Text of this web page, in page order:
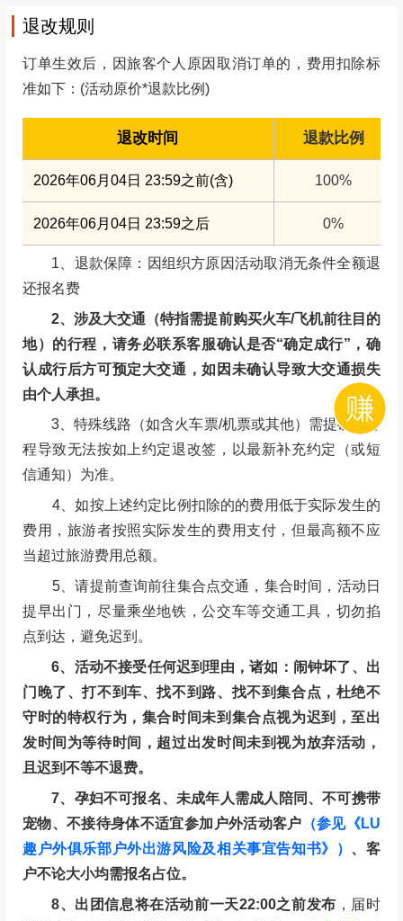
退改规则
订单生效后，因旅客个人原因取消订单的，费用扣除标
准如下：(活动原价*退款比例)
退改时间 退款比例
2026年06月04日 23:59之前(含) 100%
2026年06月04日 23:59之后 0%
1、退款保障：因组织方原因活动取消无条件全额退
还报名费
2、涉及大交通（特指需提前购买火车/飞机前往目的
地）的行程，请务必联系客服确认是否“确定成行”，确
认成行后方可预定大交通，如因未确认导致大交通损失
由个人承担。
3、特殊线路（如含火车票/机票或其他）需提确定行
程导致无法按如上约定退改签，以最新补充约定（或短
信通知）为准。
4、如按上述约定比例扣除的的费用低于实际发生的
费用，旅游者按照实际发生的费用支付，但最高额不应
当超过旅游费用总额。
5、请提前查询前往集合点交通，集合时间，活动日
提早出门，尽量乘坐地铁，公交车等交通工具，切勿掐
点到达，避免迟到。
6、活动不接受任何迟到理由，诸如：闹钟坏了、出
门晚了、打不到车、找不到路、找不到集合点，杜绝不
守时的特权行为，集合时间未到集合点视为迟到，至出
发时间为等待时间，超过出发时间未到视为放弃活动，
且迟到不等不退费。
7、孕妇不可报名、未成年人需成人陪同、不可携带
宠物、不接待身体不适宜参加户外活动客户 （参见《LU
趣户外俱乐部户外出游风险及相关事宜告知书》） 、客
户不论大小均需报名占位。
8、出团信息将在活动前一天22:00之前发布 ，届时